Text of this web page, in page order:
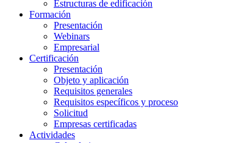
Estructuras de edificación
Formación
Presentación
Webinars
Empresarial
Certificación
Presentación
Objeto y aplicación
Requisitos generales
Requisitos específicos y proceso
Solicitud
Empresas certificadas
Actividades